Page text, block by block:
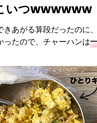
いつwwwwww
きあがる算段だったのに
ったので、チャーハンは